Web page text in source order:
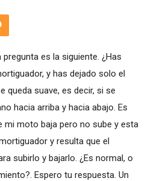
es la siguiente. ¿Has
y has dejado solo el
queda suave, es decir, si se
hacia arriba y hacia abajo. Es
mi moto baja pero no sube y esta
y resulta que el
subirlo y bajarlo. ¿Es normal, o
Espero tu respuesta. Un